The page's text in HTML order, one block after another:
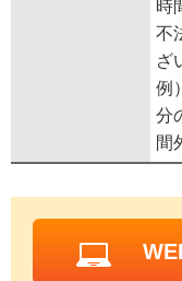
時
不
ざ
例
分
間